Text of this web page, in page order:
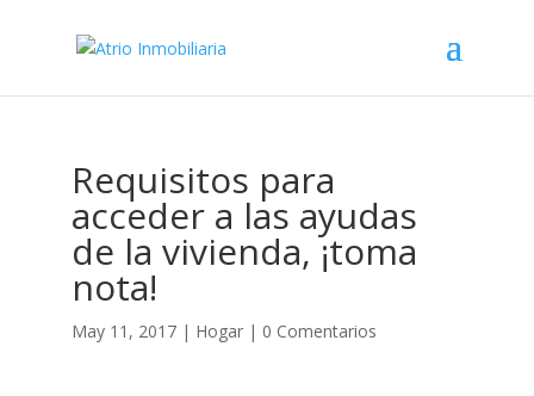
Requisitos para
acceder a las ayudas
de la vivienda, ¡toma
nota!
May 11, 2017| Hogar| 0 Comentarios